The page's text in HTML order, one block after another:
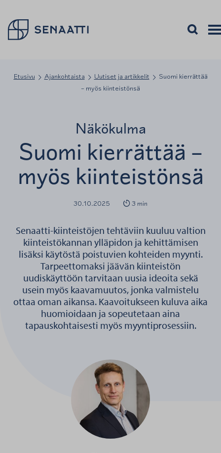
Palaa takaisin etusivulle
Avaa haku
Etusivu Ajankohtaista Uutiset ja artikkelit
Suomi kierrättää
– myös kiinteistönsä
Näkökulma
Suomi kierrättää –
myös kiinteistönsä
30.10.2025 3 min
Senaatti-kiinteistöjen tehtäviin kuuluu valtion
kiinteistökannan ylläpidon ja kehittämisen
lisäksi käytöstä poistuvien kohteiden myynti.
Tarpeettomaksi jäävän kiinteistön
uudiskäyttöön tarvitaan uusia ideoita sekä
usein myös kaavamuutos, jonka valmistelu
ottaa oman aikansa. Kaavoitukseen kuluva aika
huomioidaan ja sopeutetaan aina
tapauskohtaisesti myös myyntiprosessiin.